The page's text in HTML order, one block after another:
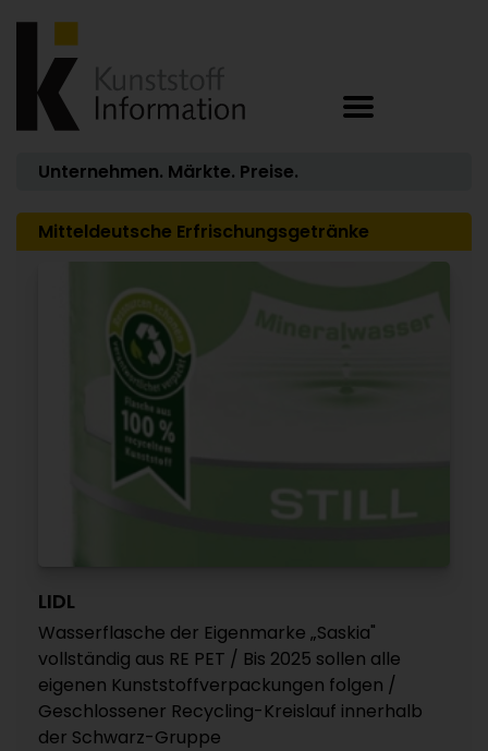
Unternehmen. Märkte. Preise.
Mitteldeutsche Erfrischungsgetränke
LIDL
Wasserflasche der Eigenmarke „Saskia"
vollständig aus RE PET / Bis 2025 sollen alle
eigenen Kunststoffverpackungen folgen /
Geschlossener Recycling-Kreislauf innerhalb
der Schwarz-Gruppe